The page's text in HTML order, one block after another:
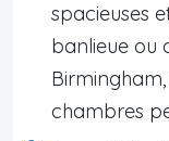
spacieuses
banlieue ou
chambres